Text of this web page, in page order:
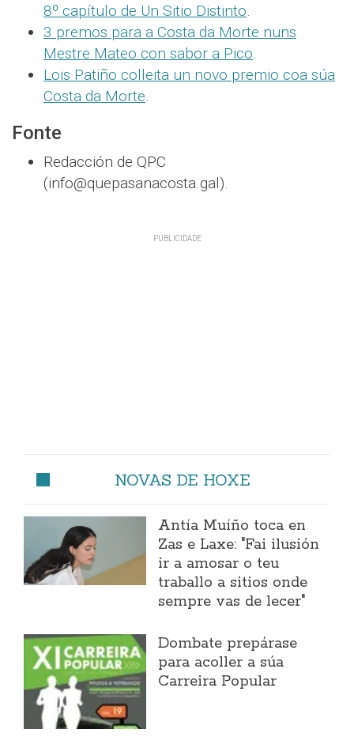
8º capítulo de Un Sitio Distinto.
3 premos para a Costa da Morte nuns
Mestre Mateo con sabor a Pico.
Lois Patiño colleita un novo premio coa súa
Costa da Morte.
Fonte
Redacción de QPC
(info@quepasanacosta.gal).
NOVAS DE HOXE
Antía Muíño toca en
Zas e Laxe: "Fai ilusión
ir a amosar o teu
traballo a sitios onde
sempre vas de lecer"
Dombate prepárase
para acoller a súa
Carreira Popular